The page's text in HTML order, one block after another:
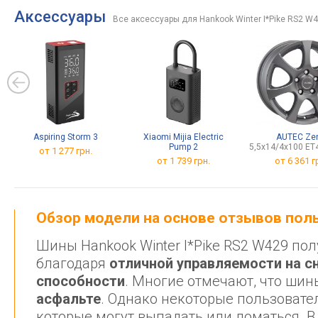
Аксессуары Все аксессуары для Hankook Winter I*Pike RS2
Aspiring Storm 3
от 1 277 грн.
Xiaomi Mijia Electric
Pump 2
от 1 739 грн.
AUTEC
5,5x14/4x100
от 6 361
Обзор модели на основе отзывов
Шины Hankook Winter I*Pike RS2 W429
благодаря отличной управляемости на
способности. Многие отмечают, что
асфальте. Однако некоторые